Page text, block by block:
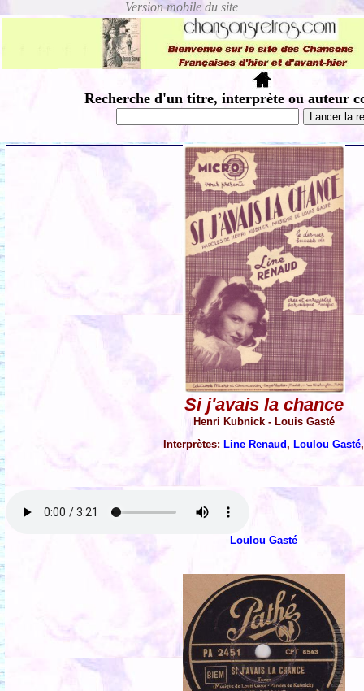
Recherche d'un titre, interprète ou auteur
Si j'avais la chance
Henri Kubnick - Louis Gasté
Interprètes: Line Renaud, Loulou Gasté,
Loulou Gasté